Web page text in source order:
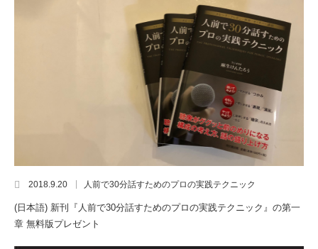
2018.9.20 人前で30分話すためのプロの実践テクニック
(日本語) 新刊『人前で30分話すためのプロの実践テクニック』の第一
章 無料版プレゼント